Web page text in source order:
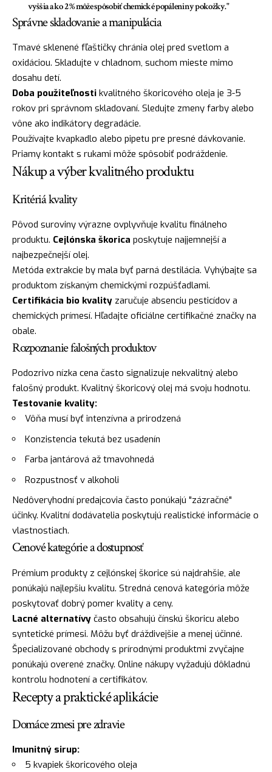
vyššia ako 2 % môže spôsobiť chemické popáleniny pokožky."
Správne skladovanie a manipulácia
Tmavé sklenené fľaštičky chránia olej pred svetlom a
oxidáciou. Skladujte v chladnom, suchom mieste mimo
dosahu detí.
Doba použiteľnosti kvalitného škoricového oleja je 3-5
rokov pri správnom skladovaní. Sledujte zmeny farby alebo
vône ako indikátory degradácie.
Používajte kvapkadlo alebo pipetu pre presné dávkovanie.
Priamy kontakt s rukami môže spôsobiť podráždenie.
Nákup a výber kvalitného produktu
Kritériá kvality
Pôvod suroviny výrazne ovplyvňuje kvalitu finálneho
produktu. Cejlónska škorica poskytuje najjemnejší a
najbezpečnejší olej.
Metóda extrakcie by mala byť parná destilácia. Vyhýbajte sa
produktom získaným chemickými rozpúšťadlami.
Certifikácia bio kvality zaručuje absenciu pesticídov a
chemických prímesí. Hľadajte oficiálne certifikačné značky na
obale.
Rozpoznanie falošných produktov
Podozrivo nízka cena často signalizuje nekvalitný alebo
falošný produkt. Kvalitný škoricový olej má svoju hodnotu.
Testovanie kvality:
Vôňa musí byť intenzívna a prirodzená
Konzistencia tekutá bez usadenín
Farba jantárová až tmavohnedá
Rozpustnosť v alkoholi
Nedôveryhodní predajcovia často ponúkajú "zázračné"
účinky. Kvalitní dodávatelia poskytujú realistické informácie o
vlastnostiach.
Cenové kategórie a dostupnosť
Prémium produkty z cejlónskej škorice sú najdrahšie, ale
ponúkajú najlepšiu kvalitu. Stredná cenová kategória môže
poskytovať dobrý pomer kvality a ceny.
Lacné alternatívy často obsahujú čínskú škoricu alebo
syntetické prímesi. Môžu byť dráždivejšie a menej účinné.
Špecializované obchody s prírodnými produktmi zvyčajne
ponúkajú overené značky. Online nákupy vyžadujú dôkladnú
kontrolu hodnotení a certifikátov.
Recepty a praktické aplikácie
Domáce zmesi pre zdravie
Imunitný sirup:
5 kvapiek škoricového oleja